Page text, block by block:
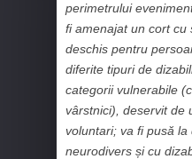
perimetrului
fi amenajat un cort cu
deschis pentru
diferite tipuri de
categorii vulnerabile
vârstnici), deservit de
voluntari; va fi pusă la
neurodivers și cu